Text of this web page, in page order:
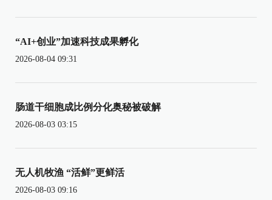
“AI+创业”加速科技成果孵化
2026-08-04 09:31
肠道干细胞成比例分化奥秘被破解
2026-08-03 03:15
无人机牧渔 “活鲜”更鲜活
2026-08-03 09:16